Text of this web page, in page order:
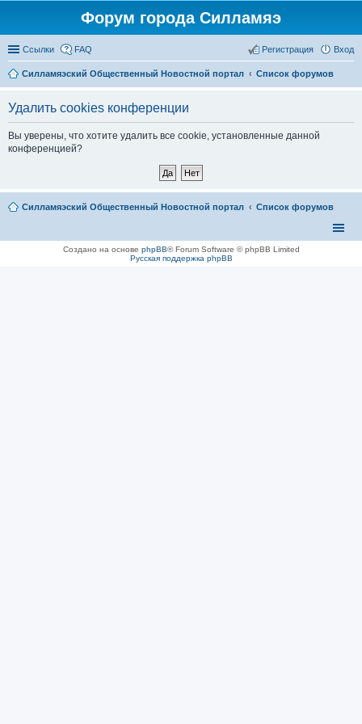
Форум города Силламяэ
Ссылки FAQ Вход
Регистрация
Силламяэский Общественный Новостной портал Список форумов
Удалить cookies конференции
Вы уверены, что хотите удалить все cookie, установленные данной
конференцией?
Силламяэский Общественный Новостной портал Список форумов
Создано на основе phpBB® Forum Software © phpBB Limited
Русская поддержка phpBB